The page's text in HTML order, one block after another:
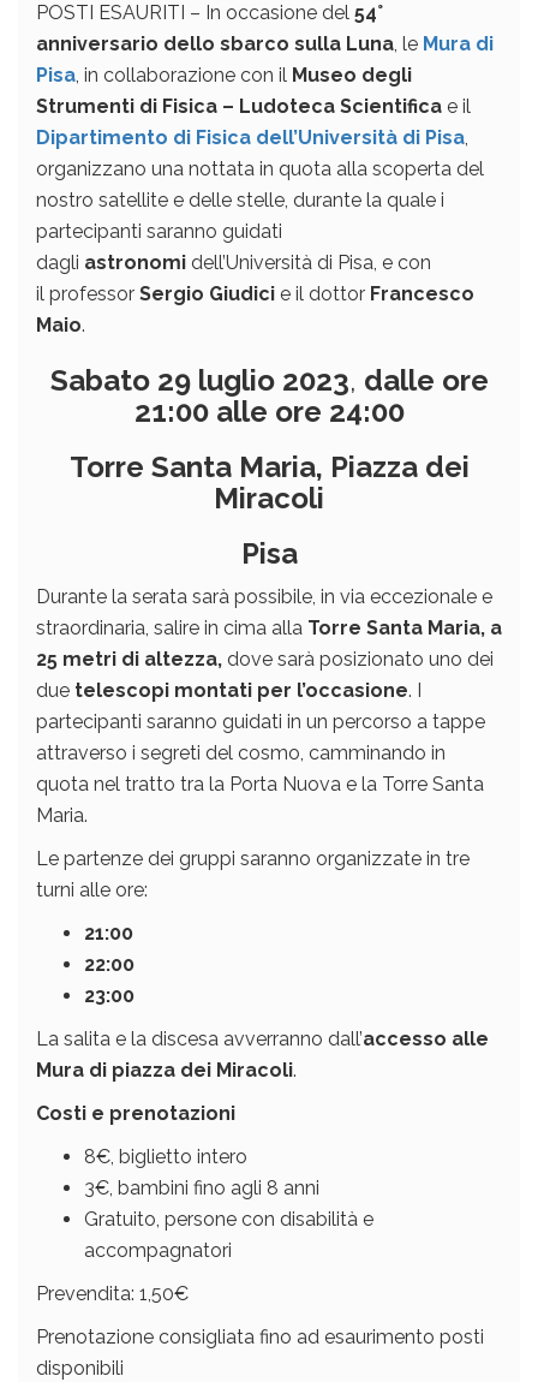
POSTI ESAURITI – In occasione del 54°
anniversario dello sbarco sulla Luna, le Mura di
Pisa, in collaborazione con il Museo degli
Strumenti di Fisica – Ludoteca Scientifica e il
Dipartimento di Fisica dell’Università di Pisa,
organizzano una nottata in quota alla scoperta del
nostro satellite e delle stelle, durante la quale i
partecipanti saranno guidati
dagli astronomi dell’Università di Pisa, e con
il professor Sergio Giudici e il dottor Francesco
Maio.
Sabato 29 luglio 2023, dalle ore
21:00 alle ore 24:00
Torre Santa Maria, Piazza dei
Miracoli
Pisa
Durante la serata sarà possibile, in via eccezionale e
straordinaria, salire in cima alla Torre Santa Maria, a
25 metri di altezza, dove sarà posizionato uno dei
due telescopi montati per l’occasione. I
partecipanti saranno guidati in un percorso a tappe
attraverso i segreti del cosmo, camminando in
quota nel tratto tra la Porta Nuova e la Torre Santa
Maria.
Le partenze dei gruppi saranno organizzate in tre
turni alle ore:
21:00
22:00
23:00
La salita e la discesa avverranno dall’accesso alle
Mura di piazza dei Miracoli.
Costi e prenotazioni
8€, biglietto intero
3€, bambini fino agli 8 anni
Gratuito, persone con disabilità e
accompagnatori
Prevendita: 1,50€
Prenotazione consigliata fino ad esaurimento posti
disponibili